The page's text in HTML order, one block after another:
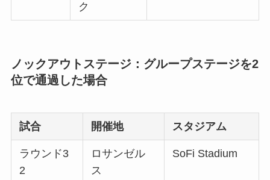
ク
ノックアウトステージ：グループステージを2
位で通過した場合
試合 開催地 スタジアム
ラウンド3
2
ロサンゼル
ス
SoFi Stadium